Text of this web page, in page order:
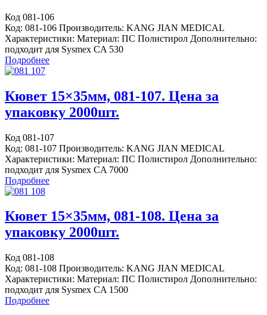
Код 081-106
Код: 081-106 Производитель: KANG JIAN MEDICAL
Характеристики: Материал: ПС Полистирол Дополнительно:
подходит для Sysmex CA 530
Подробнее
Кювет 15×35мм, 081-107. Цена за
упаковку 2000шт.
Код 081-107
Код: 081-107 Производитель: KANG JIAN MEDICAL
Характеристики: Материал: ПС Полистирол Дополнительно:
подходит для Sysmex CA 7000
Подробнее
Кювет 15×35мм, 081-108. Цена за
упаковку 2000шт.
Код 081-108
Код: 081-108 Производитель: KANG JIAN MEDICAL
Характеристики: Материал: ПС Полистирол Дополнительно:
подходит для Sysmex CA 1500
Подробнее